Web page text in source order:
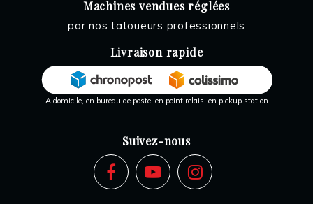
Machines vendues réglées
par nos tatoueurs professionnels
Livraison rapide
A domicile, en bureau de poste, en point relais, en pickup station
Suivez-nous